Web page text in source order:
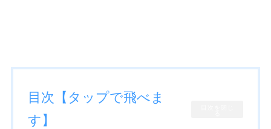
目次【タップで飛べま
す】